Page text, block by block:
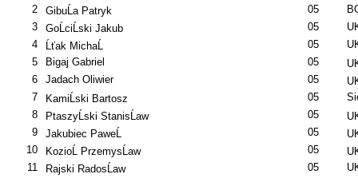
2
GibuĹa Patryk 05
3
GoĹciĹski Jakub 05
4
Ĺťak MichaĹ 05
5
Bigaj Gabriel 05
6
Jadach Oliwier 05
7
KamiĹski Bartosz 05
8
PtaszyĹski StanisĹaw 05
9
Jakubiec PaweĹ 05
10
KozioĹ PrzemysĹaw 05
11
Rajski RadosĹaw 05